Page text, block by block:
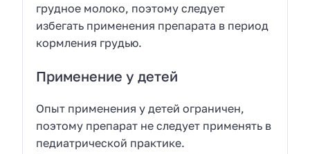
грудное молоко, поэтому следует
избегать применения препарата в период
кормления грудью.
Применение у детей
Опыт применения у детей ограничен,
поэтому препарат не следует применять в
педиатрической практике.